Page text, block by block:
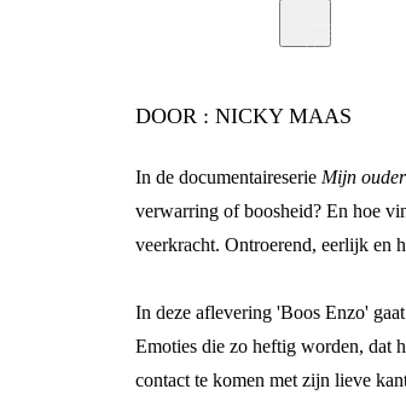
DOOR : NICKY MAAS
In de documentaireserie Mijn
verwarring of boosheid? En hoe
veerkracht. Ontroerend, eerlijk en
In deze aflevering 'Boos Enzo'
Emoties die zo heftig worden, dat
contact te komen met zijn lieve